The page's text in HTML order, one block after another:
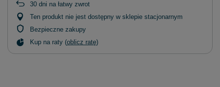
30 dni na łatwy zwrot
Ten produkt nie jest dostępny w sklepie stacjonarnym
Bezpieczne zakupy
Kup na raty (oblicz ratę)